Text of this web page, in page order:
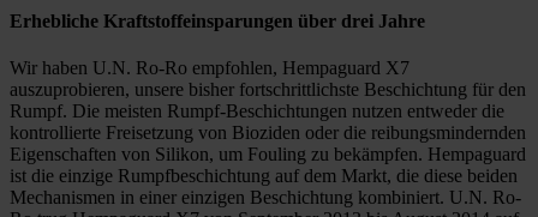
Erhebliche Kraftstoffeinsparungen über drei Jahre
Wir haben U.N. Ro-Ro empfohlen, Hempaguard X7
auszuprobieren, unsere bisher fortschrittlichste Beschichtung für den
Rumpf. Die meisten Rumpf-Beschichtungen nutzen entweder die
kontrollierte Freisetzung von Bioziden oder die reibungsmindernden
Eigenschaften von Silikon, um Fouling zu bekämpfen. Hempaguard
ist die einzige Rumpfbeschichtung auf dem Markt, die diese beiden
Mechanismen in einer einzigen Beschichtung kombiniert. U.N. Ro-